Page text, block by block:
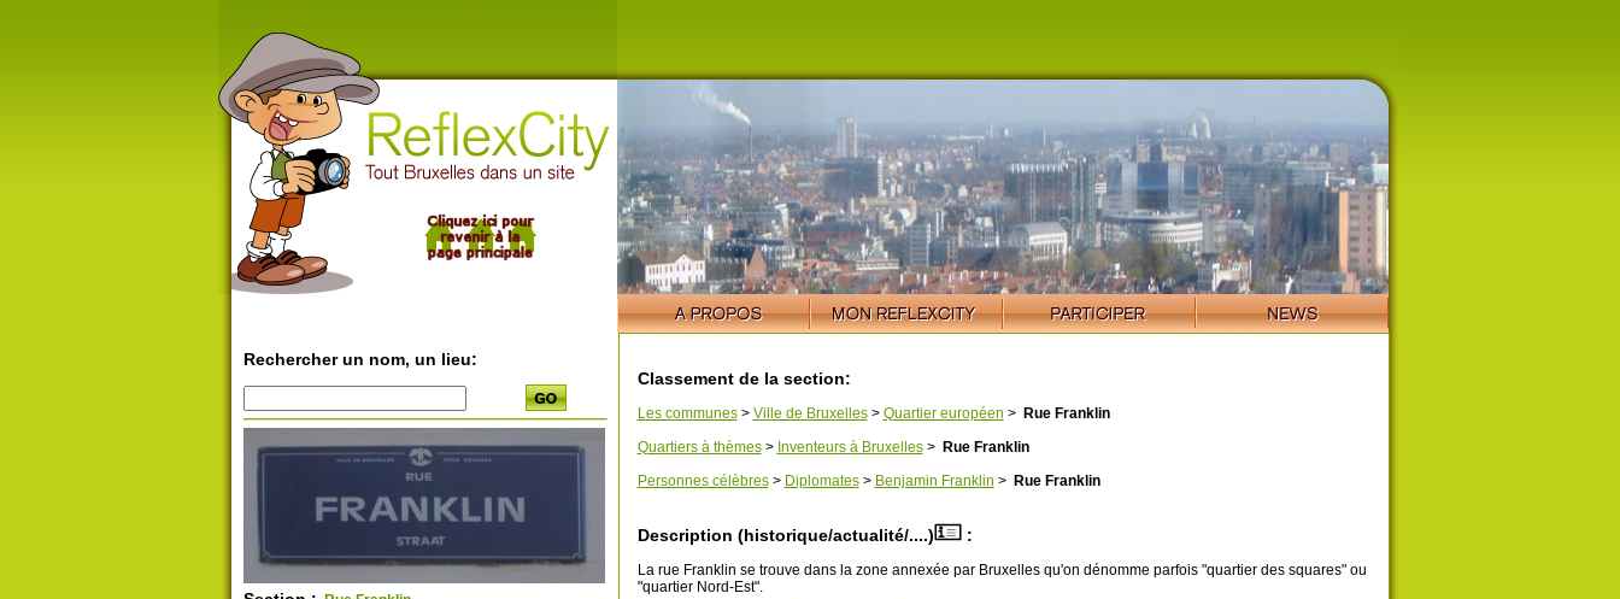
Rechercher un nom, un lieu:
Classement de la section:
Les communes> Ville de Bruxelles> Quartier européen >
Rue Franklin
Quartiers à thèmes> Inventeurs à Bruxelles>
Rue Franklin
Personnes célèbres> Diplomates> Benjamin Franklin > Rue Franklin
Description (historique/actualité/....) :
La rue Franklin se trouve dans la zone annexée par Bruxelles qu'on dénomme parfois "quartier des squares" ou
"quartier Nord-Est".